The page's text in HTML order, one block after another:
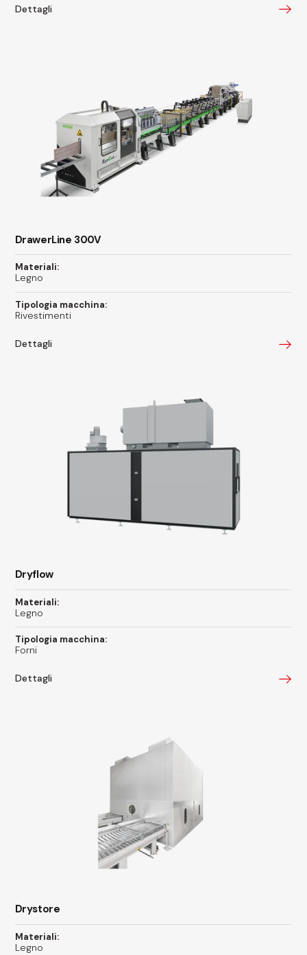
Dettagli
DrawerLine 300V
Materiali:
Legno
Tipologia macchina:
Rivestimenti
Dettagli
Dryflow
Materiali:
Legno
Tipologia macchina:
Forni
Dettagli
Drystore
Materiali:
Legno